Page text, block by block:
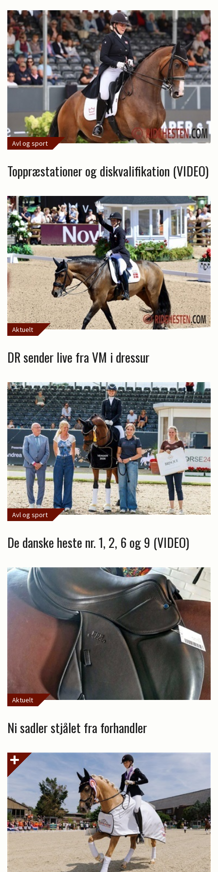
Avl og sport
Toppræstationer og diskvalifikation (VIDEO)
Aktuelt
DR sender live fra VM i dressur
Avl og sport
De danske heste nr. 1, 2, 6 og 9 (VIDEO)
Aktuelt
Ni sadler stjålet fra forhandler